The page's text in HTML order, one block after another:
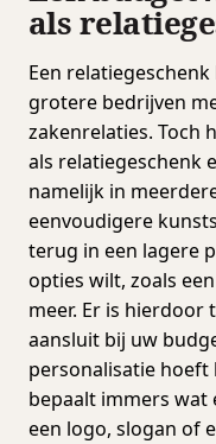
als
Een
grotere bedrijven
zakenrelaties. Toch
als relatiegeschenk
namelijk in
eenvoudigere
terug in een lagere
opties wilt, zoals
meer. Er is hierdoor
aansluit bij uw
personalisatie hoeft
bepaalt immers wat
een logo, slogan of